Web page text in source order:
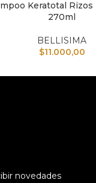
AL CARRITO
Keratotal Rizos
270ml
BELLISIMA
$11.000,00
novedades